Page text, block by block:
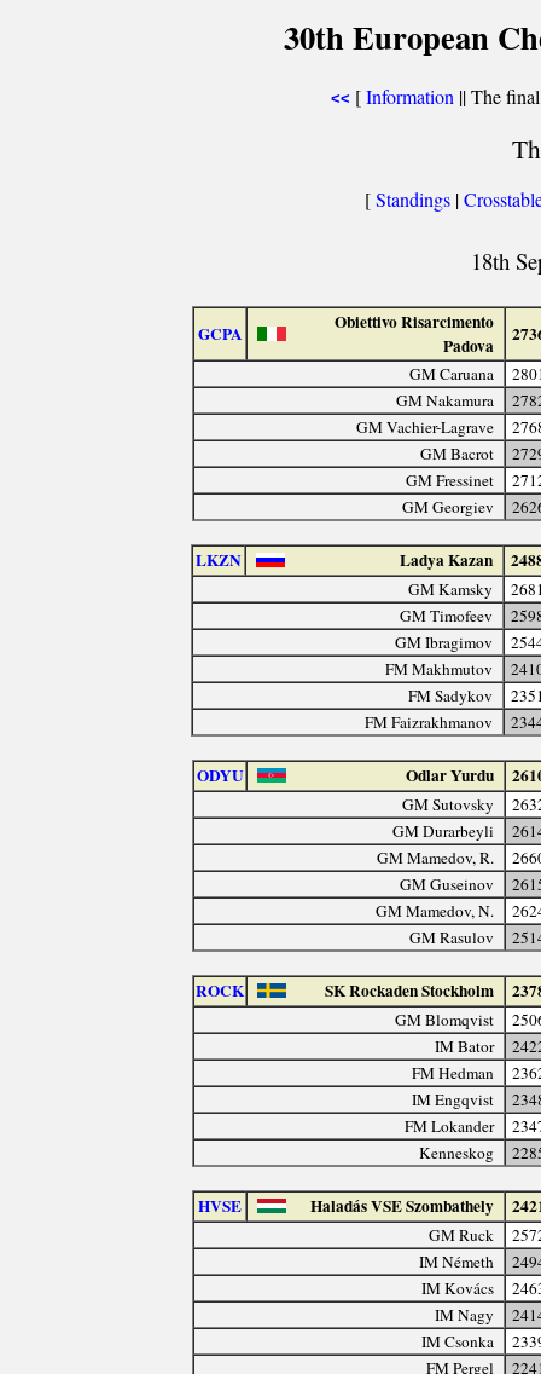
30th European
<< [Information || The
[Standings|
18th
GCPA
Obiettivo Risarcimento
Padova
GM Caruana
GM Nakamura
GM Vachier-Lagrave
GM Bacrot
GM Fressinet
GM Georgiev
LKZN Ladya Kazan
GM Kamsky
GM Timofeev
GM Ibragimov
FM Makhmutov
FM Sadykov
FM Faizrakhmanov
ODYU Odlar Yurdu
GM Sutovsky
GM Durarbeyli
GM Mamedov, R.
GM Guseinov
GM Mamedov, N.
GM Rasulov
ROCK SK Rockaden Stockholm
GM Blomqvist
IM Bator
FM Hedman
IM Engqvist
FM Lokander
Kenneskog
HVSE Haladás VSE Szombathely
GM Ruck
IM Németh
IM Kovács
IM Nagy
IM Csonka
FM Pergel